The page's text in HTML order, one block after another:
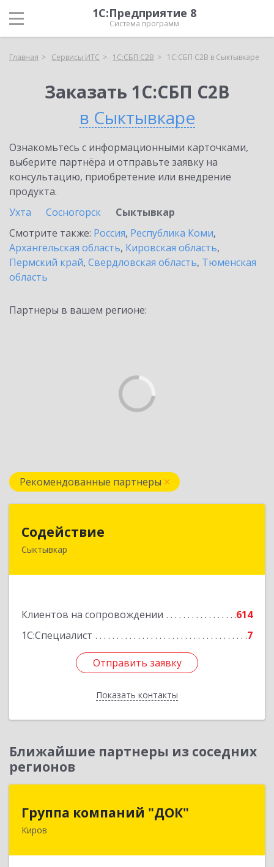
1С:Предприятие 8
Система программ
Главная Сервисы ИТС 1С:СБП C2B 1С:СБП C2B в Сыктывкаре
Заказать 1С:СБП C2B
в Сыктывкаре
Ознакомьтесь с информационными карточками,
выберите партнёра и отправьте заявку на
консультацию, приобретение или внедрение
продукта.
Ухта
Сосногорск
Сыктывкар
Смотрите также: Россия, Республика Коми,
Архангельская область, Кировская область,
Пермский край, Свердловская область, Тюменская
область
Партнеры в вашем регионе:
Рекомендованные партнеры
Содействие
Сыктывкар
Клиентов на сопровождении
614
1С:Специалист
7
Отправить заявку
Показать контакты
167004, Коми Респ, Сыктывкар г, Первомайская
Отправить заявку
Назад
Ближайшие партнеры из соседних
регионов
Группа компаний "ДОК"
Киров
Группа компаний "ДОК"
610017, Кировская обл, Киров г, Горького ул,